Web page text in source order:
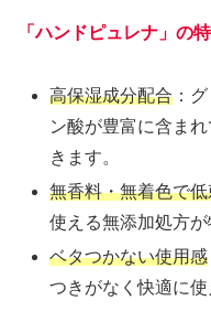
「ハンドピュレナ」の特
高保湿成分配合 ：
ン酸が豊富に含ま
きます。
無香料・無着色で
使える無添加処方が
ベタつかない使用感
つきがなく快適に使